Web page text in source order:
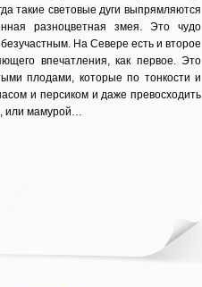
такие световые дуги выпрямляются
разноцветная змея. Это чудо
На Севере есть и второе
впе­чатления, как первое. Это
плодами, которые по тонкости и
и персиком и даже превосходить
или мамурой…